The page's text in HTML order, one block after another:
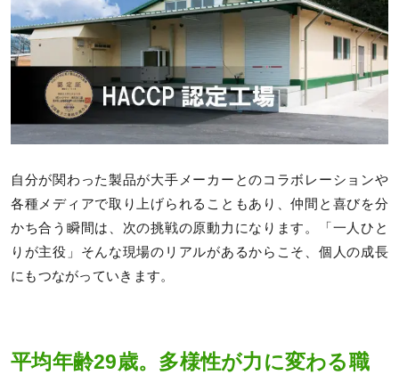
自分が関わった製品が大手メーカーとのコラボレーションや
各種メディアで取り上げられることもあり、仲間と喜びを分
かち合う瞬間は、次の挑戦の原動力になります。「一人ひと
りが主役」そんな現場のリアルがあるからこそ、個人の成長
にもつながっていきます。
平均年齢29歳。多様性が力に変わる職